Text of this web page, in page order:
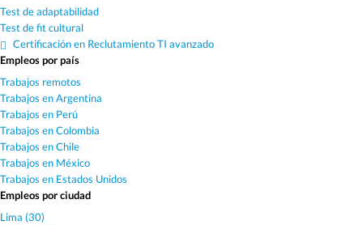
Test de adaptabilidad
Test de fit cultural
Certificación en Reclutamiento TI avanzado
Empleos por país
Trabajos remotos
Trabajos en Argentina
Trabajos en Perú
Trabajos en Colombia
Trabajos en Chile
Trabajos en México
Trabajos en Estados Unidos
Empleos por ciudad
Lima (30)